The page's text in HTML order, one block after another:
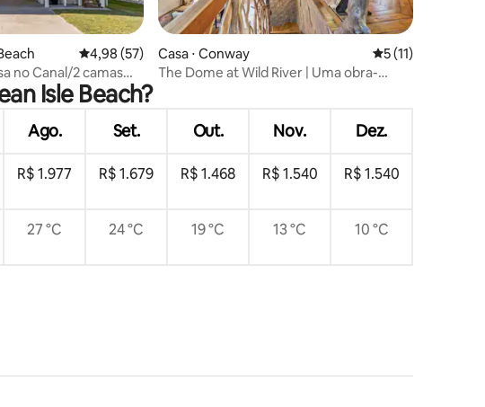
5, 78 avaliações
4,98 de uma avaliação média de 5, 57 avaliações
4,98 (57)
no Canal/2 camas
Casa ⋅ Conway 5 de uma
5 (11)
The Dome at Wild River | Uma obra-
Isle Beach?
Ago. Set. Out. Nov. Dez.
R$ 1.977 R$ 1.679 R$ 1.468 R$ 1.540 R$ 1.540
27 °C 24 °C 19 °C 13 °C 10 °C